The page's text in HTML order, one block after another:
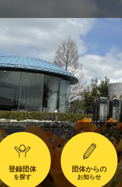
登録団体
を探す
団体からの
お知らせ